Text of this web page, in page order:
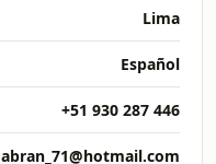
Lima
Español
+51 930 287 446
abran_71@hotmail.com